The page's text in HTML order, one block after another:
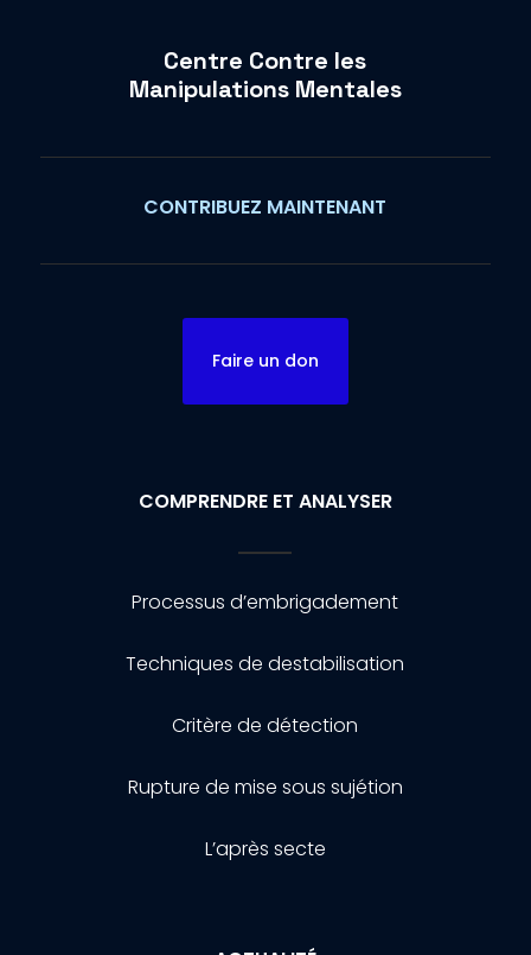
Centre Contre les
Manipulations Mentales
CONTRIBUEZ MAINTENANT
Faire un don
COMPRENDRE ET ANALYSER
Processus d’embrigadement
Techniques de destabilisation
Critère de détection
Rupture de mise sous sujétion
L’après secte